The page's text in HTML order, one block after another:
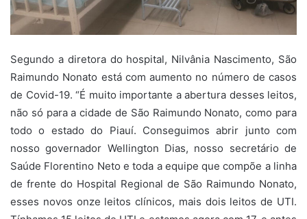
Segundo a diretora do hospital, Nilvânia Nascimento, São
Raimundo Nonato está com aumento no número de casos
de Covid-19. “É muito importante a abertura desses leitos,
não só para a cidade de São Raimundo Nonato, como para
todo o estado do Piauí. Conseguimos abrir junto com
nosso governador Wellington Dias, nosso secretário de
Saúde Florentino Neto e toda a equipe que compõe a linha
de frente do Hospital Regional de São Raimundo Nonato,
esses novos onze leitos clínicos, mais dois leitos de UTI.